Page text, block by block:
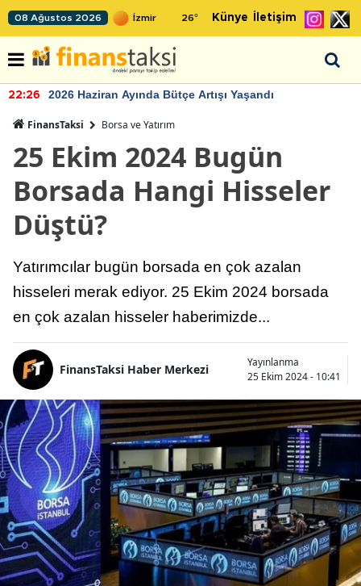
08 Ağustos 2026 26° Künye İletişim
22:26 2026 Haziran Ayında Bütçe Artışı Yaşandı
FinansTaksi Borsa ve Yatırım
25 Ekim 2024 Bugün
Borsada Hangi Hisseler
Düştü?
Yatırımcılar bugün borsada en çok azalan
hisseleri merak ediyor. 25 Ekim 2024 borsada
en çok azalan hisseler haberimizde...
FinansTaksi Haber Merkezi
Yayınlanma
25 Ekim 2024 - 10:41